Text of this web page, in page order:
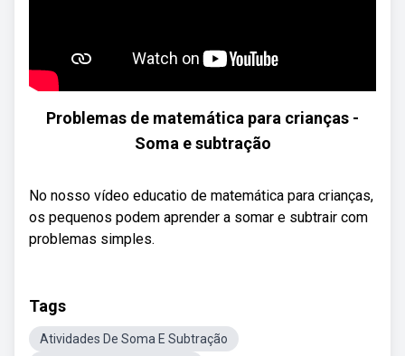
Problemas de matemática para crianças -
Soma e subtração
No nosso vídeo educatio de matemática para crianças,
os pequenos podem aprender a somar e subtrair com
problemas simples.
Tags
Atividades De Soma E Subtração